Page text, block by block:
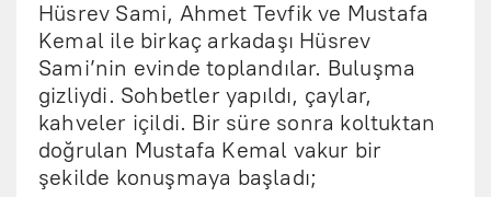
Hüsrev Sami, Ahmet Tevfik ve Mustafa
Kemal ile birkaç arkadaşı Hüsrev
Sami’nin evinde toplandılar. Buluşma
gizliydi. Sohbetler yapıldı, çaylar,
kahveler içildi. Bir süre sonra koltuktan
doğrulan Mustafa Kemal vakur bir
şekilde konuşmaya başladı;